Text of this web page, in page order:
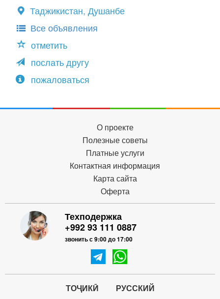
Таджикистан, Душанбе
Все объявления
отметить
послать другу
пожаловаться
О проекте
Полезные советы
Платные услуги
Контактная информация
Карта сайта
Оферта
Техподержка
+992 93 111 0887
звонить с 9:00 до 17:00
ТОҶИКӢ РУССКИЙ